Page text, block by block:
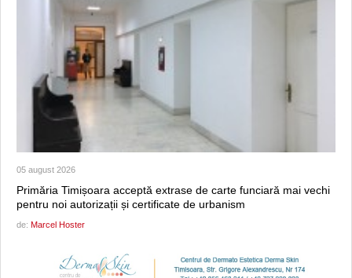
05 august 2026
Primăria Timișoara acceptă extrase de carte funciară mai vechi
pentru noi autorizații și certificate de urbanism
de: Marcel Hoster